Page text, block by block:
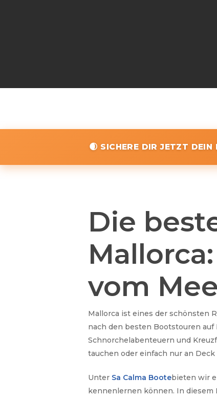
🌒 SICHERE DIR JETZT DEIN
Die
vom
Mallorca ist eines der schönsten
nach den besten Bootstouren auf
Schnorchelabenteuern und
tauchen oder einfach nur an
Unter Sa Calma Bootebieten wir
kennenlernen können. In